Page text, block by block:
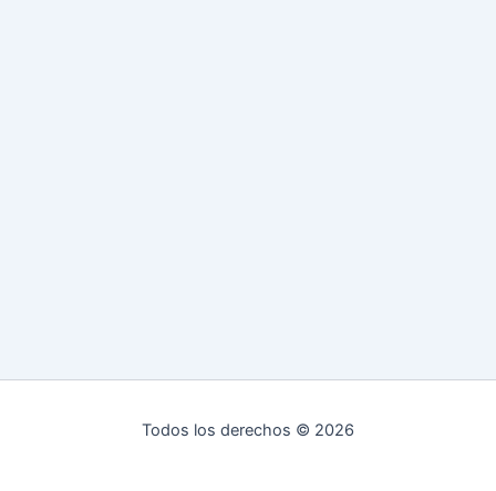
Todos los derechos © 2026